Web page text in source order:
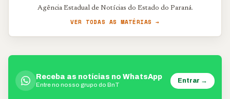
Agência Estadual de Notícias do Estado do Paraná.
VER TODAS AS MATÉRIAS →
Receba as notícias no WhatsApp
Entre no nosso grupo do BnT
Entrar →